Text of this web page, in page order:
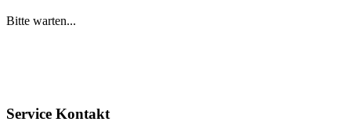
Bitte warten...
Service Kontakt